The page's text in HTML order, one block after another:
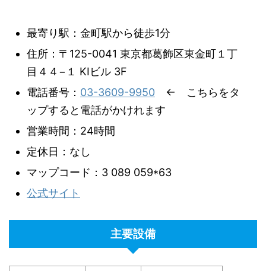
最寄り駅：金町駅から徒歩1分
住所：〒125-0041 東京都葛飾区東金町１丁
目４４−１ KIビル 3F
電話番号： 03-3609-9950 ← こちらをタ
ップすると電話がかけれます
営業時間：24時間
定休日：なし
マップコード：3 089 059*63
公式サイト
主要設備